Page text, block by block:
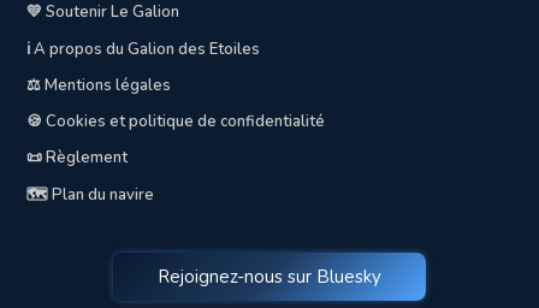
💛 Soutenir Le Galion
ℹ️ A propos du Galion des Etoiles
⚖️ Mentions légales
🍪 Cookies et politique de confidentialité
📜 Règlement
🗺️ Plan du navire
Rejoignez-nous sur Bluesky